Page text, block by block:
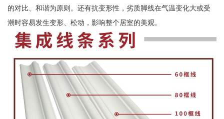
的对比、和谐为原则。还有抗变形性，劣质脚线在气温变化大或受
潮时容易发生变形、松动，影响整个居室的美观。